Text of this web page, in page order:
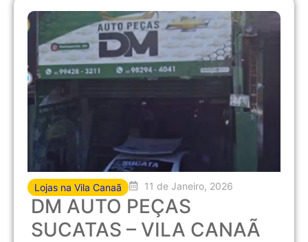
Lojas na Vila Canaã 11 de Janeiro, 2026
DM AUTO PEÇAS
SUCATAS – VILA CANAÃ